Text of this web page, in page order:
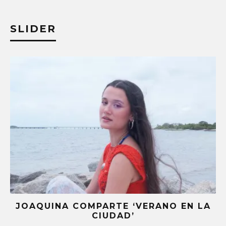
SLIDER
JOAQUINA COMPARTE ‘VERANO EN LA
CIUDAD’